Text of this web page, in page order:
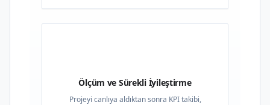
Ölçüm ve Sürekli İyileştirme
Projeyi canlıya aldıktan sonra KPI takibi,